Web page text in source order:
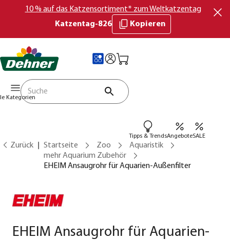
10 % auf das Katzensortiment* zum Weltkatzentag
Katzentag-826
Kopieren
Kategorien
Tipps & TrendsAngeboteSALE
Zurück Startseite Zoo
Aquaristik
mehr Aquarium Zubehör
EHEIM Ansaugrohr für Aquarien-Außenfilter
EHEIM Ansaugrohr für Aquarien-